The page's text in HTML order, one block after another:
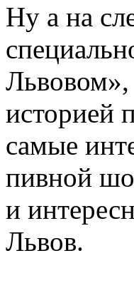
Ну а на
Львовом»,
историей
самые
пивной
и
Львов.